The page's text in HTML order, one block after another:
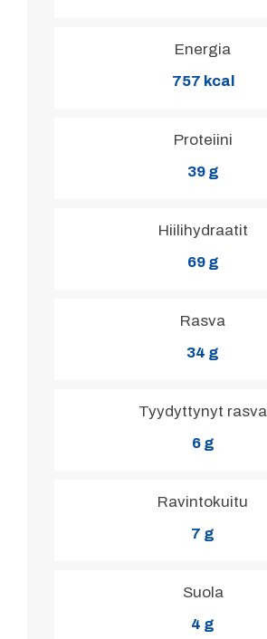
Energia
757 kcal
Proteiini
39 g
Hiilihydraatit
69 g
Rasva
34 g
Tyydyttynyt rasva
6 g
Ravintokuitu
7 g
Suola
4 g